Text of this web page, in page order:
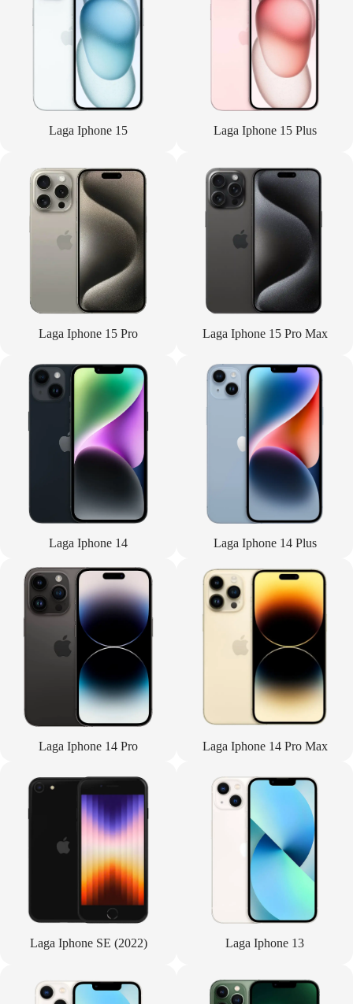
Laga Iphone 15 Laga Iphone 15 Plus
Laga Iphone 15 Pro Laga Iphone 15 Pro Max
Laga Iphone 14 Laga Iphone 14 Plus
Laga Iphone 14 Pro Laga Iphone 14 Pro Max
Laga Iphone SE (2022) Laga Iphone 13